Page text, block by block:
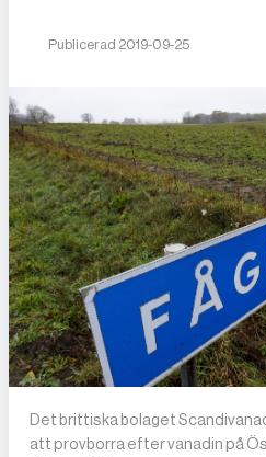
Publicerad 2019-09-25
Det brittiska bolaget
att provborra efter vanadin på